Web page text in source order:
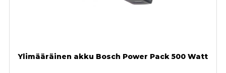
Ylimääräinen akku Bosch Power Pack 500 Watt